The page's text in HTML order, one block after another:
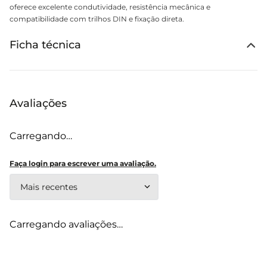
oferece excelente condutividade, resistência mecânica e
compatibilidade com trilhos DIN e fixação direta.
Ficha técnica
Avaliações
Carregando…
Faça login para escrever uma avaliação.
Mais recentes
Carregando avaliações…